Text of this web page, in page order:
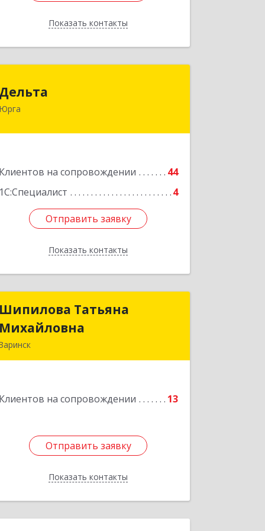
Показать контакты
Назад
Дельта
Юрга
Клиентов на сопровождении
44
1С:Специалист
4
Отправить заявку
Показать контакты
Подробнее
Отправить заявку
Назад
Шипилова Татьяна
Михайловна
Клиентов на сопровождении 13
Отправить заявку
Показать контакты
Шипилова Татьяна
Отправить заявку
Назад